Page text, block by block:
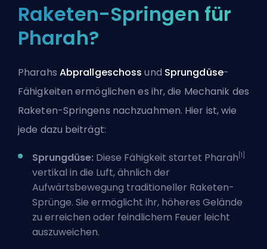
Raketen-Springen für
Pharah?
Pharahs Abprallgeschoss und Sprungdüse-
Fähigkeiten ermöglichen es ihr, die Mechanik des
Raketen-Springens nachzuahmen. Hier ist, wie
jede dazu beiträgt:
Sprungdüse: Diese Fähigkeit startet Pharah [1]
vertikal in die Luft, ähnlich der
Aufwärtsbewegung traditioneller Raketen-
Sprünge. Sie ermöglicht ihr, höheres Gelände
zu erreichen oder feindlichem Feuer leicht
auszuweichen.